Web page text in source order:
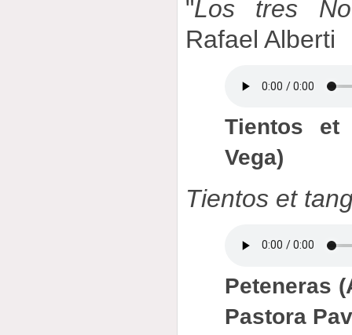
"Los tres
Rafael Alberti
Tientos et
Vega)
Tientos et
Peteneras
Pastora